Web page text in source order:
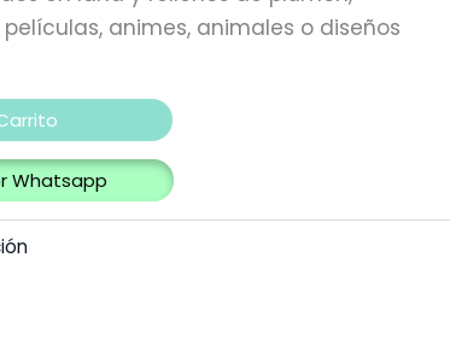
animes, animales o diseños
Whatsapp